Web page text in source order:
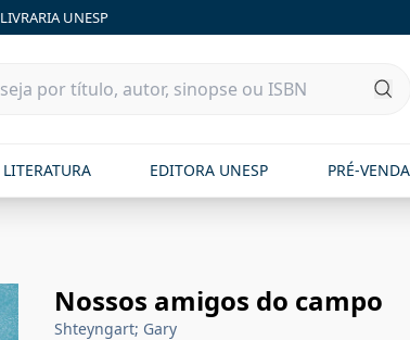
LIVRARIA UNESP
LITERATURA EDITORA UNESP PRÉ-
Nossos amigos do campo
Shteyngart; Gary